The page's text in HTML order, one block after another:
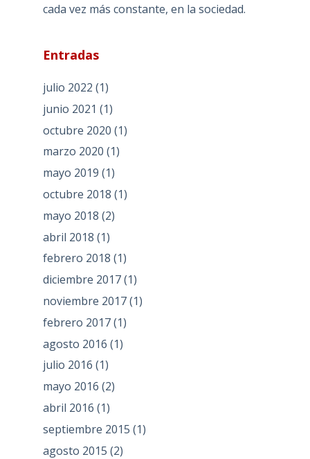
cada vez más constante, en la sociedad.
Entradas
julio 2022 (1)
junio 2021 (1)
octubre 2020 (1)
marzo 2020 (1)
mayo 2019 (1)
octubre 2018 (1)
mayo 2018 (2)
abril 2018 (1)
febrero 2018 (1)
diciembre 2017(1)
noviembre 2017(1)
febrero 2017(1)
agosto 2016 (1)
julio 2016 (1)
mayo 2016 (2)
abril 2016 (1)
septiembre 2015 (1)
agosto 2015 (2)